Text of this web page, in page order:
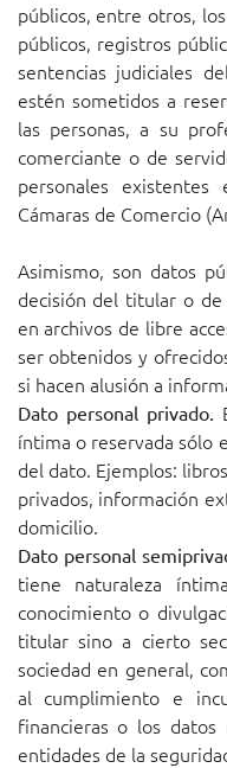
públicos, entre otros,
públicos, registros
sentencias judiciales
estén sometidos a
las personas, a su
comerciante o de
personales
Cámaras de Comercio
Asimismo, son datos
decisión del titular o
en archivos de libre
ser obtenidos y
si hacen alusión a
Dato personal privado.
íntima o reservada sólo
del dato. Ejemplos:
privados, información
domicilio.
Dato personal
tiene naturaleza
conocimiento o
titular sino a cierto
sociedad en general,
al cumplimiento e
financieras o los
entidades de la